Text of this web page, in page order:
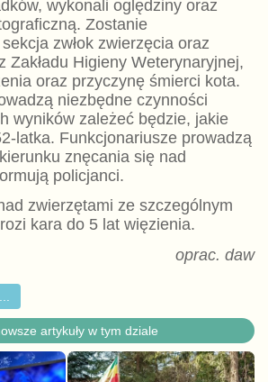
wykonali oględziny oraz
Zostanie
zwłok zwierzęcia oraz
Zakładu Higieny Weterynaryjnej,
oraz przyczynę śmierci kota.
niezbędne czynności
wyników zależeć będzie, jakie
latka. Funkcjonariusze prowadzą
znęcania się nad
policjanci.
zwierzętami ze szczególnym
kara do 5 lat więzienia.
oprac. daw
artykuły w tym dziale